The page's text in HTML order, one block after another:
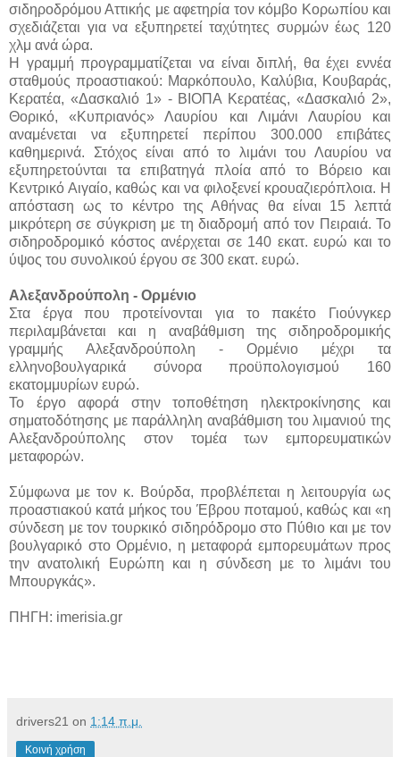
σιδηροδρόμου Αττικής με αφετηρία τον κόμβο Κορωπίου και
σχεδιάζεται για να εξυπηρετεί ταχύτητες συρμών έως 120
χλμ ανά ώρα.
Η γραμμή προγραμματίζεται να είναι διπλή, θα έχει εννέα
σταθμούς προαστιακού: Μαρκόπουλο, Καλύβια, Κουβαράς,
Κερατέα, «Δασκαλιό 1» - ΒΙΟΠΑ Κερατέας, «Δασκαλιό 2»,
Θορικό, «Κυπριανός» Λαυρίου και Λιμάνι Λαυρίου και
αναμένεται να εξυπηρετεί περίπου 300.000 επιβάτες
καθημερινά. Στόχος είναι από το λιμάνι του Λαυρίου να
εξυπηρετούνται τα επιβατηγά πλοία από το Βόρειο και
Κεντρικό Αιγαίο, καθώς και να φιλοξενεί κρουαζιερόπλοια. Η
απόσταση ως το κέντρο της Αθήνας θα είναι 15 λεπτά
μικρότερη σε σύγκριση με τη διαδρομή από τον Πειραιά. Το
σιδηροδρομικό κόστος ανέρχεται σε 140 εκατ. ευρώ και το
ύψος του συνολικού έργου σε 300 εκατ. ευρώ.
Αλεξανδρούπολη - Ορμένιο
Στα έργα που προτείνονται για το πακέτο Γιούνγκερ
περιλαμβάνεται και η αναβάθμιση της σιδηροδρομικής
γραμμής Αλεξανδρούπολη - Ορμένιο μέχρι τα
ελληνοβουλγαρικά σύνορα προϋπολογισμού 160
εκατομμυρίων ευρώ.
Το έργο αφορά στην τοποθέτηση ηλεκτροκίνησης και
σηματοδότησης με παράλληλη αναβάθμιση του λιμανιού της
Αλεξανδρούπολης στον τομέα των εμπορευματικών
μεταφορών.
Σύμφωνα με τον κ. Βούρδα, προβλέπεται η λειτουργία ως
προαστιακού κατά μήκος του Έβρου ποταμού, καθώς και «η
σύνδεση με τον τουρκικό σιδηρόδρομο στο Πύθιο και με τον
βουλγαρικό στο Ορμένιο, η μεταφορά εμπορευμάτων προς
την ανατολική Ευρώπη και η σύνδεση με το λιμάνι του
Μπουργκάς».
ΠΗΓΗ: imerisia.gr
drivers21 on 1:14 π.μ.
Κοινή χρήση